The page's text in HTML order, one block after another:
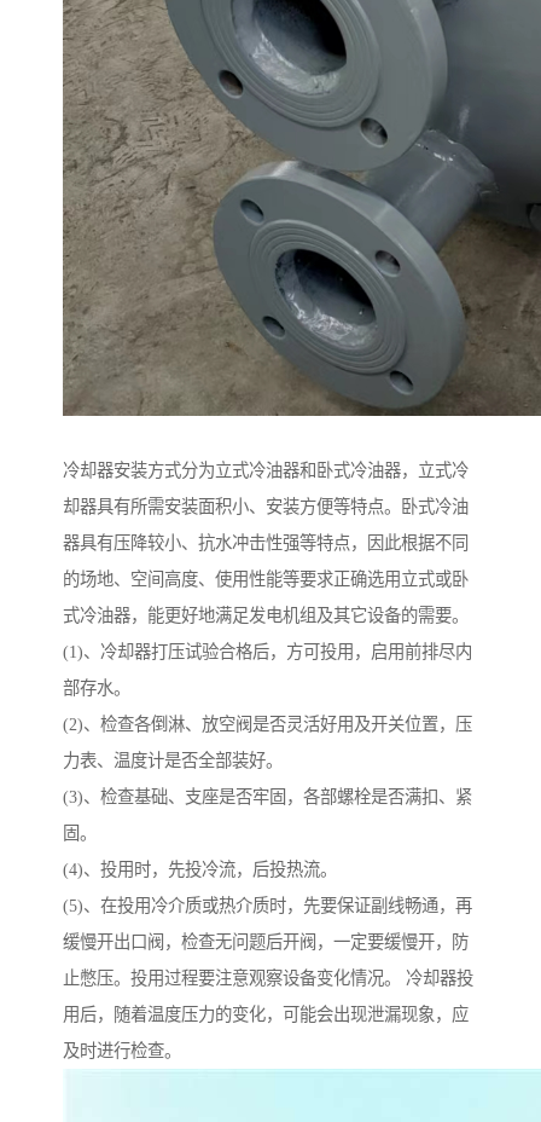
冷却器安装方式分为立式冷油器和卧式冷油器，立式冷
却器具有所需安装面积小、安装方便等特点。卧式冷油
器具有压降较小、抗水冲击性强等特点，因此根据不同
的场地、空间高度、使用性能等要求正确选用立式或卧
式冷油器，能更好地满足发电机组及其它设备的需要。
(1)、冷却器打压试验合格后，方可投用，启用前排尽内
部存水。
(2)、检查各倒淋、放空阀是否灵活好用及开关位置，压
力表、温度计是否全部装好。
(3)、检查基础、支座是否牢固，各部螺栓是否满扣、紧
固。
(4)、投用时，先投冷流，后投热流。
(5)、在投用冷介质或热介质时，先要保证副线畅通，再
缓慢开出口阀，检查无问题后开阀，一定要缓慢开，防
止憋压。投用过程要注意观察设备变化情况。 冷却器投
用后，随着温度压力的变化，可能会出现泄漏现象，应
及时进行检查。